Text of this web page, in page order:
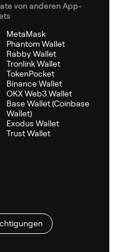
von anderen App-
MetaMask
Phantom Wallet
Rabby Wallet
Tronlink Wallet
TokenPocket
Binance Wallet
OKX Web3 Wallet
Base Wallet (Coinbase
Wallet)
Exodus Wallet
Trust Wallet